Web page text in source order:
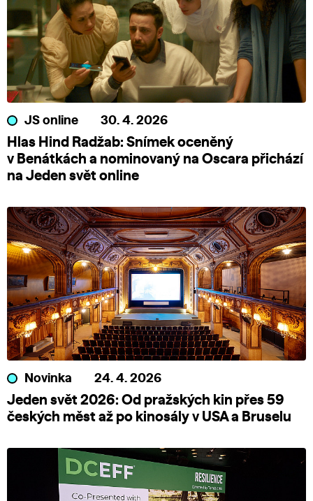
JS online 30. 4. 2026
Hlas Hind Radžab: Snímek oceněný
v Benátkách a nominovaný na Oscara přichází
na Jeden svět online
Novinka 24. 4. 2026
Jeden svět 2026: Od pražských kin přes 59
českých měst až po kinosály v USA a Bruselu